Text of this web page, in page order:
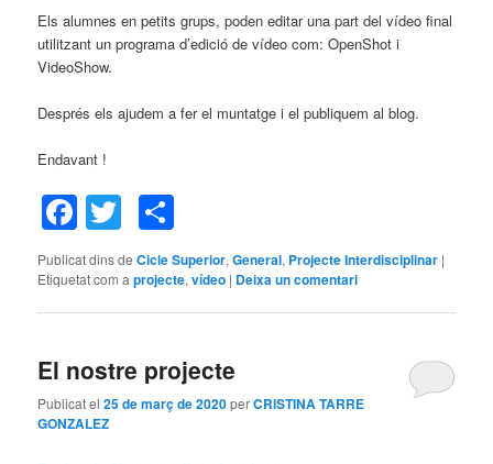
Els alumnes en petits grups, poden editar una part del vídeo final
utilitzant un programa d’edició de vídeo com: OpenShot i
VideoShow.
Després els ajudem a fer el muntatge i el publiquem al blog.
Endavant !
Facebook
Twitter
Publicat dins de Cicle Superior,General, Projecte Interdisciplinar |
Etiquetat com a projecte,vídeo | Deixa un comentari
El nostre projecte
Publicat el25 de març de 2020perCRISTINA TARRE
GONZALEZ